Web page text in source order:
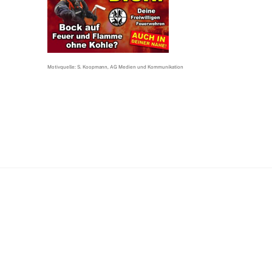
Motivquelle: S. Koopmann, AG Medien und Kommunikation